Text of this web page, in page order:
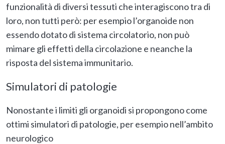
funzionalità di diversi tessuti che interagiscono tra di
loro, non tutti però: per esempio l’organoide non
essendo dotato di sistema circolatorio, non può
mimare gli effetti della circolazione e neanche la
risposta del sistema immunitario.
Simulatori di patologie
Nonostante i limiti gli organoidi si propongono come
ottimi simulatori di patologie, per esempio nell’ambito
neurologico